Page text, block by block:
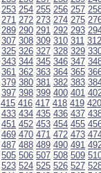
253 254 255 256 257
271 272 273 274 275
289 290 291 292 293
307 308 309 310 311 312
325 326 327 328 329
343 344 345 346 347
361 362 363 364 365
379 380 381 382 383
397 398 399 400 401
415 416 417 418 419 420
433 434 435 436 437
451 452 453 454 455
469 470 471 472 473
487 488 489 490 491
505 506 507 508 509
523 524 525 526 527